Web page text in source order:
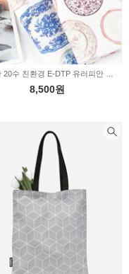
면 원단 20수 친환경 E-DTP 유러피안 플레이트 2color 2233744
8,500원